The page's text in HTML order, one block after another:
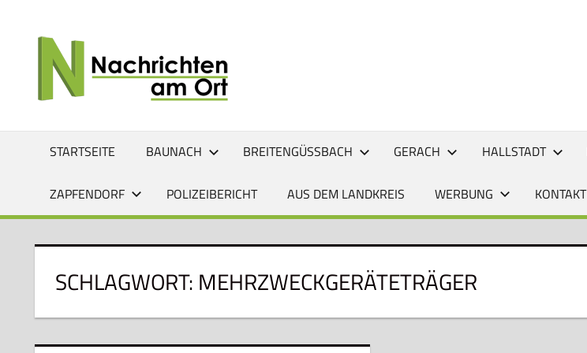
ORT
Lokale
News
Baunach,
Hallstadt,
Lauter,
Rattelsdorf,
Reckendorf
Zapfendorf
STARTSEITE BAUNACH BREITENGÜSSBACH GERACH HALLSTADT
ZAPFENDORF POLIZEIBERICHT AUS DEM LANDKREIS WERBUNG KONTAKT
SCHLAGWORT: MEHRZWECKGERÄTETRÄGER